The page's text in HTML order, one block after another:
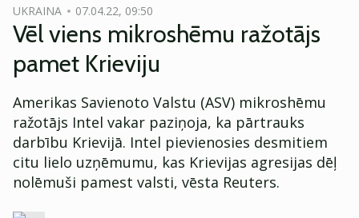
UKRAINA 07.04.22, 09:50
Vēl viens mikroshēmu ražotājs
pamet Krieviju
Amerikas Savienoto Valstu (ASV) mikroshēmu
ražotājs Intel vakar paziņoja, ka pārtrauks
darbību Krievijā. Intel pievienosies desmitiem
citu lielo uzņēmumu, kas Krievijas agresijas dēļ
nolēmuši pamest valsti, vēsta Reuters.